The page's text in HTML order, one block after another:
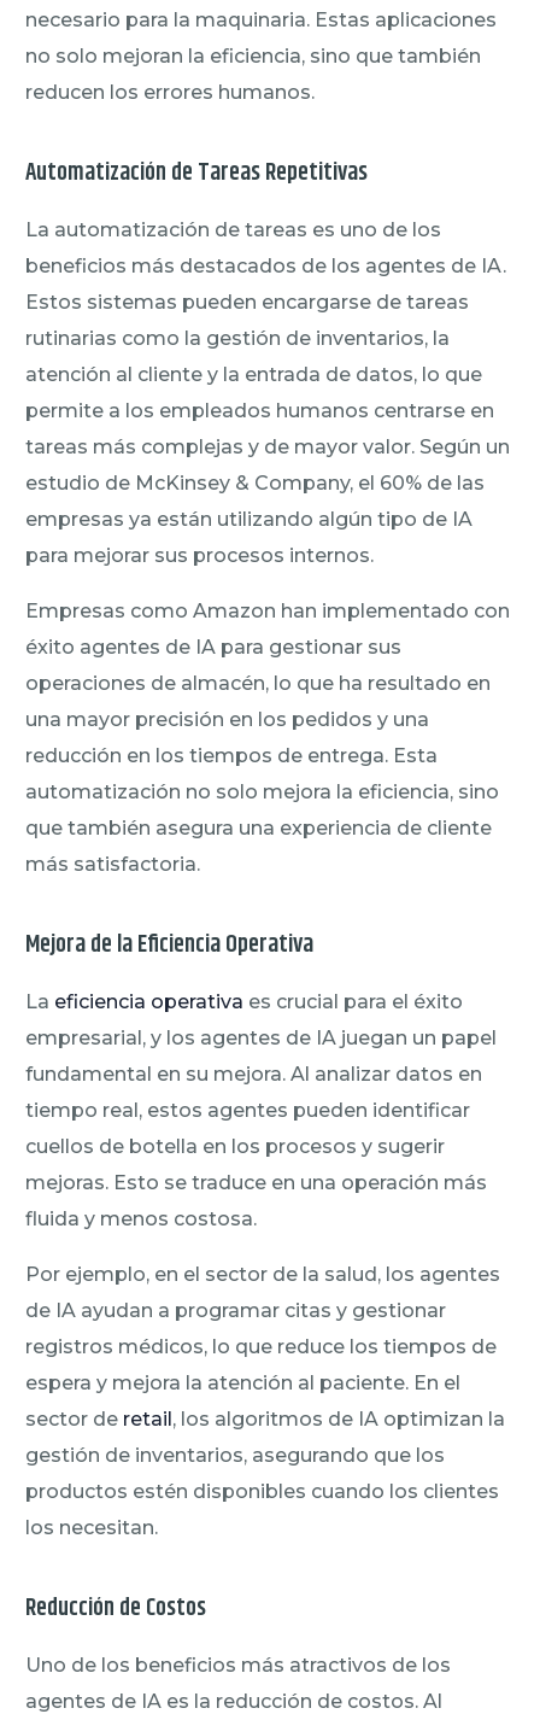
necesario para la maquinaria. Estas aplicaciones
no solo mejoran la eficiencia, sino que también
reducen los errores humanos.
Automatización de Tareas Repetitivas
La automatización de tareas es uno de los
beneficios más destacados de los agentes de IA.
Estos sistemas pueden encargarse de tareas
rutinarias como la gestión de inventarios, la
atención al cliente y la entrada de datos, lo que
permite a los empleados humanos centrarse en
tareas más complejas y de mayor valor. Según un
estudio de McKinsey & Company, el 60% de las
empresas ya están utilizando algún tipo de IA
para mejorar sus procesos internos.
Empresas como Amazon han implementado con
éxito agentes de IA para gestionar sus
operaciones de almacén, lo que ha resultado en
una mayor precisión en los pedidos y una
reducción en los tiempos de entrega. Esta
automatización no solo mejora la eficiencia, sino
que también asegura una experiencia de cliente
más satisfactoria.
Mejora de la Eficiencia Operativa
La eficiencia operativa es crucial para el éxito
empresarial, y los agentes de IA juegan un papel
fundamental en su mejora. Al analizar datos en
tiempo real, estos agentes pueden identificar
cuellos de botella en los procesos y sugerir
mejoras. Esto se traduce en una operación más
fluida y menos costosa.
Por ejemplo, en el sector de la salud, los agentes
de IA ayudan a programar citas y gestionar
registros médicos, lo que reduce los tiempos de
espera y mejora la atención al paciente. En el
sector de retail, los algoritmos de IA optimizan la
gestión de inventarios, asegurando que los
productos estén disponibles cuando los clientes
los necesitan.
Reducción de Costos
Uno de los beneficios más atractivos de los
agentes de IA es la reducción de costos. Al